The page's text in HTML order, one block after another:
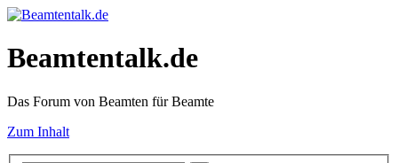
Beamtentalk.de
Das Forum von Beamten für Beamte
Zum Inhalt